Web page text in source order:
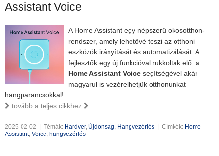
Assistant Voice
A Home Assistant egy népszerű okosotthon-
rendszer, amely lehetővé teszi az otthoni
eszközök irányítását és automatizálását. A
fejlesztők egy új funkcióval rukkoltak elő: a
Home Assistant Voice segítségével akár
magyarul is vezérelhetjük otthonunkat
hangparancsokkal!
tovább a teljes cikkhez
2025-02-02 Témák: Hardver, Újdonság, Hangvezérlés Címkék: Home
Assistant, Voice, hangvezérlés